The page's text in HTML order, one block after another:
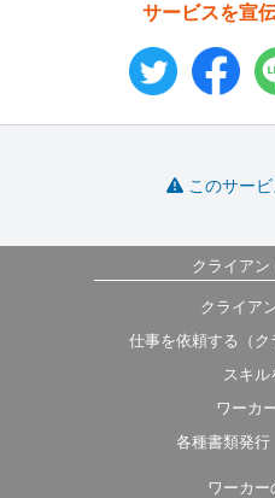
サービスを宣
このサー
クライア
クライア
仕事を依頼する（ク
スキル
ワーカ
各種書類発行
ワーカー